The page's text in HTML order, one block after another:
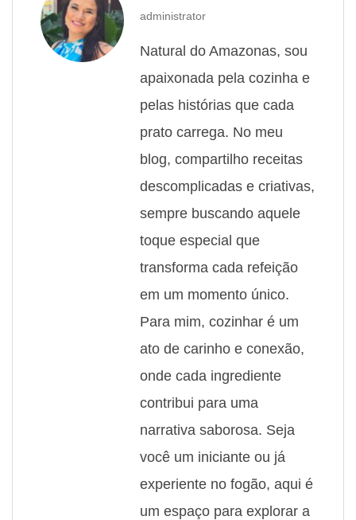
administrator
Natural do Amazonas, sou
apaixonada pela cozinha e
pelas histórias que cada
prato carrega. No meu
blog, compartilho receitas
descomplicadas e criativas,
sempre buscando aquele
toque especial que
transforma cada refeição
em um momento único.
Para mim, cozinhar é um
ato de carinho e conexão,
onde cada ingrediente
contribui para uma
narrativa saborosa. Seja
você um iniciante ou já
experiente no fogão, aqui é
um espaço para explorar a